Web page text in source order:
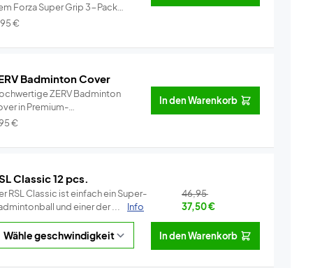
Forza Super Grip 3-Pack
€
Badminton Cover
ZERV Badminton
in Premium-
für...
€
In den Warenkorb
Classic 12 pcs.
RSL Classic ist einfach ein Super-
und einer der ...
Info
46,95
37,50€
In den Warenkorb